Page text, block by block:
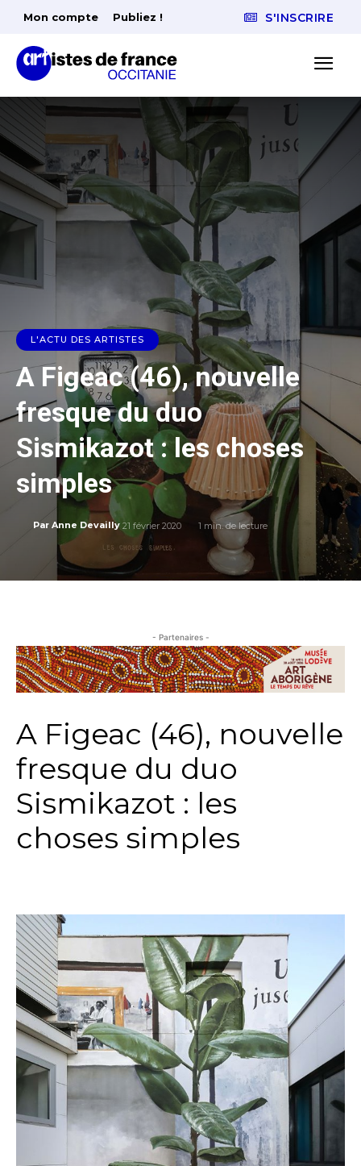
Mon compte Publiez ! S'INSCRIRE
L'ACTU DES ARTISTES
A Figeac (46), nouvelle
fresque du duo
Sismikazot : les choses
simples
Par Anne Devailly 21 février 2020 1 min. de lecture
- Partenaires -
A Figeac (46), nouvelle
fresque du duo
Sismikazot : les
choses simples